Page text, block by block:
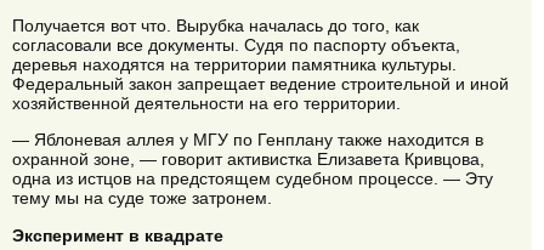
Получается вот что. Вырубка началась до того, как
согласовали все документы. Судя по паспорту объекта,
деревья находятся на территории памятника культуры.
Федеральный закон запрещает ведение строительной и иной
хозяйственной деятельности на его территории.
— Яблоневая аллея у МГУ по Генплану также находится в
охранной зоне, — говорит активистка Елизавета Кривцова,
одна из истцов на предстоящем судебном процессе. — Эту
тему мы на суде тоже затронем.
Эксперимент в квадрате